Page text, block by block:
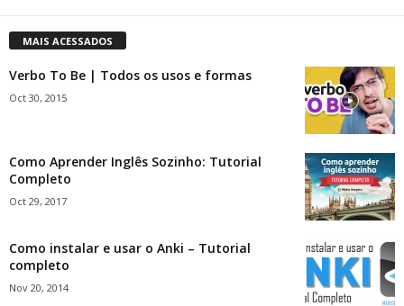
MAIS ACESSADOS
Verbo To Be | Todos os usos e formas
Oct 30, 2015
Como Aprender Inglês Sozinho: Tutorial
Completo
Oct 29, 2017
Como instalar e usar o Anki – Tutorial
completo
Nov 20, 2014